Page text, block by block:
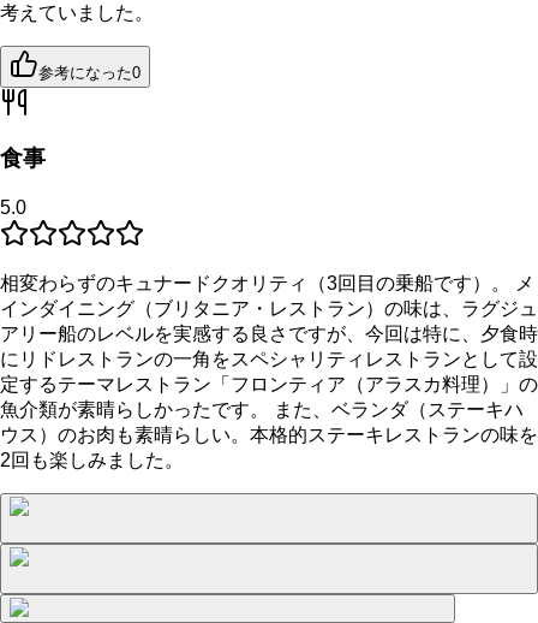
考えていました。
参考になった0
食事
5.0
相変わらずのキュナードクオリティ（3回目の乗船です）。 メ
インダイニング（ブリタニア・レストラン）の味は、ラグジュ
アリー船のレベルを実感する良さですが、今回は特に、夕食時
にリドレストランの一角をスペシャリティレストランとして設
定するテーマレストラン「フロンティア（アラスカ料理）」の
魚介類が素晴らしかったです。 また、ベランダ（ステーキハ
ウス）のお肉も素晴らしい。本格的ステーキレストランの味を
2回も楽しみました。